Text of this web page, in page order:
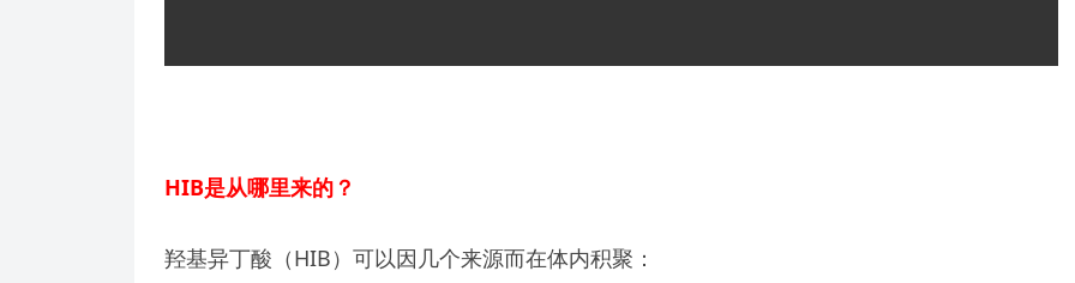
HIB是从哪里来的？
羟基异丁酸（HIB）可以因几个来源而在体内积聚：